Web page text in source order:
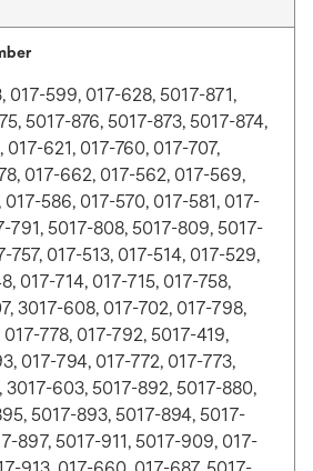
017-599, 017-628, 5017-871,
5017-876, 5017-873, 5017-874,
017-621, 017-760, 017-707,
017-662, 017-562, 017-569,
017-586, 017-570, 017-581, 017-
791, 5017-808, 5017-809, 5017-
757, 017-513, 017-514, 017-529,
017-714, 017-715, 017-758,
3017-608, 017-702, 017-798,
017-778, 017-792, 5017-419,
017-794, 017-772, 017-773,
3017-603, 5017-892, 5017-880,
5017-893, 5017-894, 5017-
897, 5017-911, 5017-909, 017-